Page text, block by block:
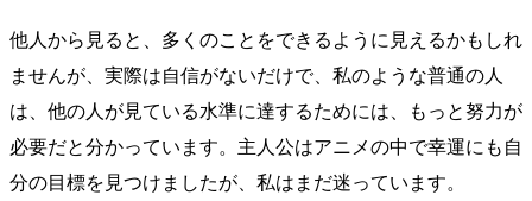
他人から見ると、多くのことをできるように見えるかもしれ
ませんが、実際は自信がないだけで、私のような普通の人
は、他の人が見ている水準に達するためには、もっと努力が
必要だと分かっています。主人公はアニメの中で幸運にも自
分の目標を見つけましたが、私はまだ迷っています。